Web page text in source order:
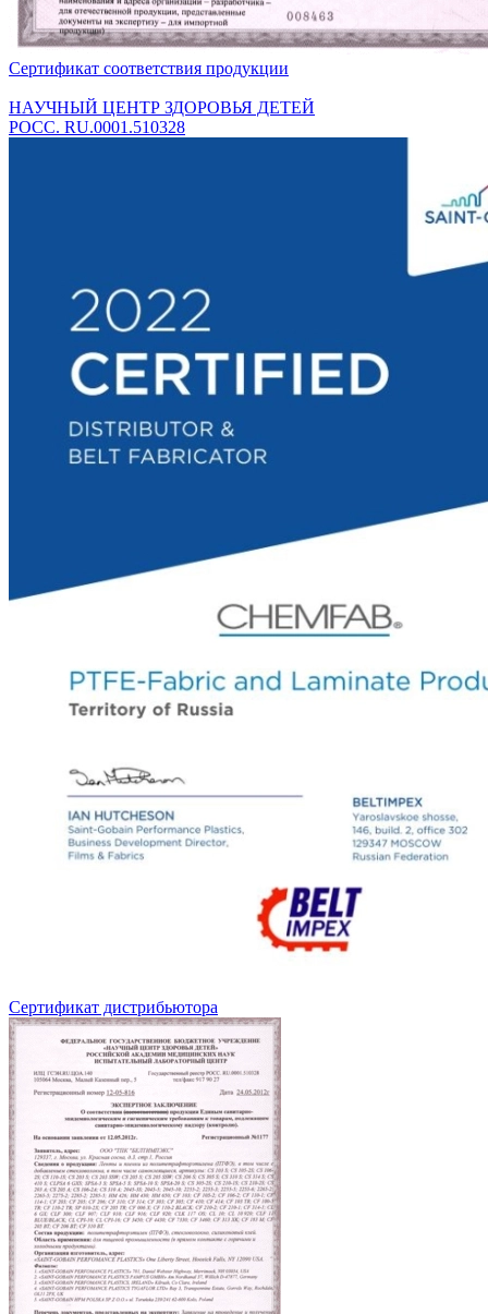
Сертификат соответствия продукции
НАУЧНЫЙ ЦЕНТР ЗДОРОВЬЯ ДЕТЕЙ
РОСС. RU.0001.510328
Сертификат дистрибьютора